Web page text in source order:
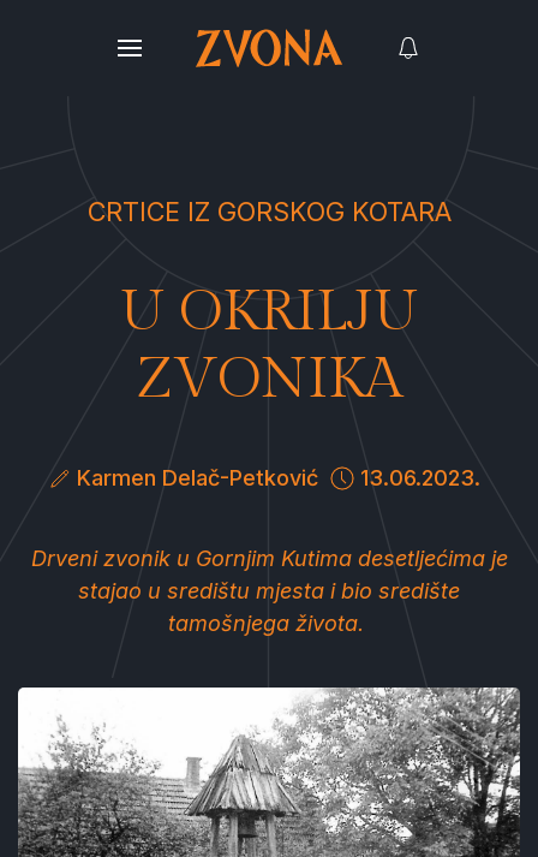
CRTICE IZ GORSKOG KOTARA
U OKRILJU
ZVONIKA
Karmen Delač-Petković 13.06.2023.
Drveni zvonik u Gornjim Kutima desetljećima je
stajao u središtu mjesta i bio središte
tamošnjega života.